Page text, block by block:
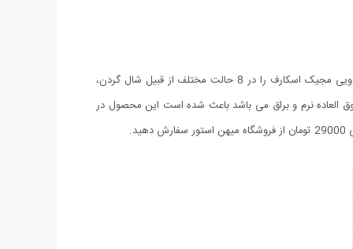
شال جادویی و یا چند کاره Magic Scarf محصول جدید و بی نظیری می باشد که در رنگ های بسیار زیبا به تازگی روانه بازار شده است. شال جادویی مجیک اسکارف را در 8 حالت مختلف از قبیل شال گردن،
می توان استفاده کرد. قابلیت های بی نظیر مجیک اسکارف و جنس 100% پلی استر آن که فوق العاده نرم و براق می باشد باعث شده است این محصول در